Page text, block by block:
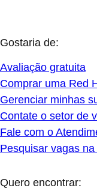
Gostaria de:
Avaliação gratuita
Comprar uma Red
Gerenciar minhas
Contate o setor de
Fale com o
Pesquisar vagas
Quero encontrar: